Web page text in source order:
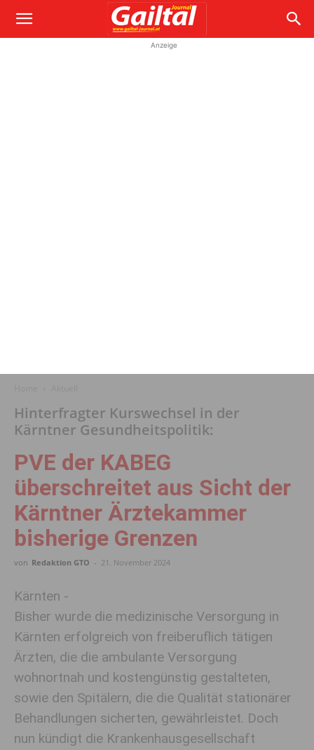
Anzeige
Hinterfragter Kurswechsel in der
Kärntner Gesundheitspolitik:
PVE der KABEG
überschreitet aus Sicht der
Kärntner Ärztekammer
bisherige Grenzen
von Redaktion GTO - 21. November 2024
Kärnten -
Bisher wurde die medizinische Versorgung in
Kärnten erfolgreich von freiberuflich tätigen
Ärzten, die die ambulante Versorgung
wohnortnah und kostengünstig gestalteten,
sowie den Spitälern, die die Qualität stationärer
Behandlungen sicherten, gewährleistet. Doch
nun kündigt die Krankenhausgesellschaft